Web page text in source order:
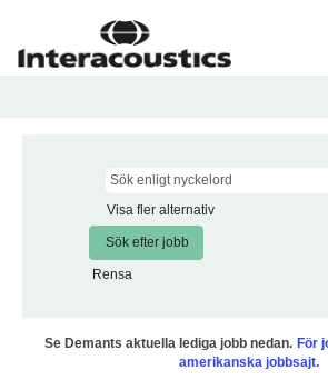
Visa fler alternativ
Rensa
Se Demants aktuella lediga jobb nedan. För
amerikanska jobbsajt.